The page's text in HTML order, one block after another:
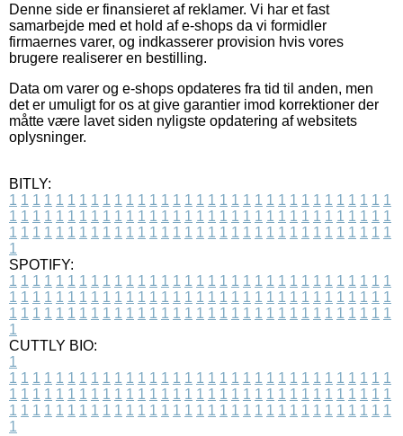
Denne side er finansieret af reklamer. Vi har et fast
samarbejde med et hold af e-shops da vi formidler
firmaernes varer, og indkasserer provision hvis vores
brugere realiserer en bestilling.
Data om varer og e-shops opdateres fra tid til anden, men
det er umuligt for os at give garantier imod korrektioner der
måtte være lavet siden nyligste opdatering af websitets
oplysninger.
BITLY:
1 1 1 1 1 1 1 1 1 1 1 1 1 1 1 1 1 1 1 1 1 1 1 1 1 1 1 1 1 1 1 1 1
1 1 1 1 1 1 1 1 1 1 1 1 1 1 1 1 1 1 1 1 1 1 1 1 1 1 1 1 1 1 1 1 1
1 1 1 1 1 1 1 1 1 1 1 1 1 1 1 1 1 1 1 1 1 1 1 1 1 1 1 1 1 1 1 1 1
1
SPOTIFY:
1 1 1 1 1 1 1 1 1 1 1 1 1 1 1 1 1 1 1 1 1 1 1 1 1 1 1 1 1 1 1 1 1
1 1 1 1 1 1 1 1 1 1 1 1 1 1 1 1 1 1 1 1 1 1 1 1 1 1 1 1 1 1 1 1 1
1 1 1 1 1 1 1 1 1 1 1 1 1 1 1 1 1 1 1 1 1 1 1 1 1 1 1 1 1 1 1 1 1
1
CUTTLY BIO:
1
1 1 1 1 1 1 1 1 1 1 1 1 1 1 1 1 1 1 1 1 1 1 1 1 1 1 1 1 1 1 1 1 1
1 1 1 1 1 1 1 1 1 1 1 1 1 1 1 1 1 1 1 1 1 1 1 1 1 1 1 1 1 1 1 1 1
1 1 1 1 1 1 1 1 1 1 1 1 1 1 1 1 1 1 1 1 1 1 1 1 1 1 1 1 1 1 1 1 1
1